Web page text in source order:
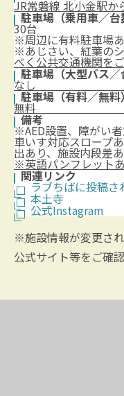
JR常磐線 北小金駅か
駐車場（乗用車／台
30台
※周辺に有料駐車場
※あじさい、紅葉の
べく公共交通機関を
駐車場（大型バス／
なし
駐車場（有料／無料
無料
備考
※AED設置、障がい者
車いす対応スロープ
出あり、施設内段差
※英語パンフレット
関連リンク
ラブちばに投稿さ
本土寺
公式Instagram
※施設情報が変更さ
公式サイト等をご確